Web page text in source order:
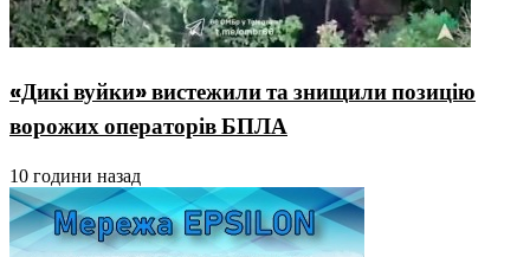
«Дикі вуйки» вистежили та знищили позицію
ворожих операторів БПЛА
10 години назад